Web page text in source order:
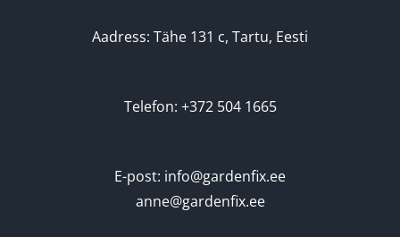
Aadress: Tähe 131 c, Tartu, Eesti
Telefon: +372 504 1665
E-post: info@gardenfix.ee
anne@gardenfix.ee